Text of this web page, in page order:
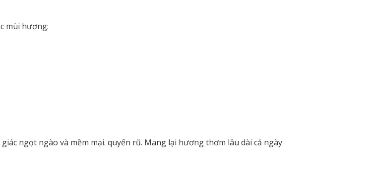
mùi hương:
ngọt ngào và mềm mại. quyến rũ. Mang lại hương thơm lâu dài cả ngày